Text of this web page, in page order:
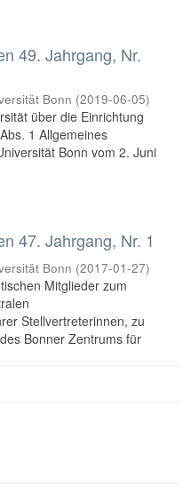
49. Jahrgang, Nr.
Bonn (2019-06-05)
über die Einrichtung
1 Allgemeines
Bonn vom 2. Juni
47. Jahrgang, Nr. 1
Bonn (2017-01-27)
Mitglieder zum
Stellvertreterinnen, zu
Bonner Zentrums für